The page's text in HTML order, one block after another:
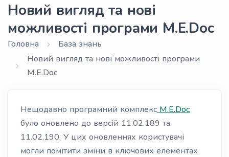
Новий вигляд та нові
можливості програми M.E.Doc
Головна
База знань
Новий вигляд та нові можливості програми
M.E.Doc
Нещодавно програмний комплекс M.E.Doc
було оновлено до версій 11.02.189 та
11.02.190. У цих оновленнях користувачі
могли помітити зміни в ключових елементах